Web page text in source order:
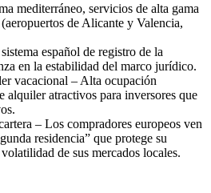
mediterráneo, servicios de alta gama
de Alicante y Valencia,
español de registro de la
en la estabilidad del marco jurídico.
vacacional – Alta ocupación
alquiler atractivos para inversores que
– Los compradores europeos ven
residencia” que protege su
de sus mercados locales.